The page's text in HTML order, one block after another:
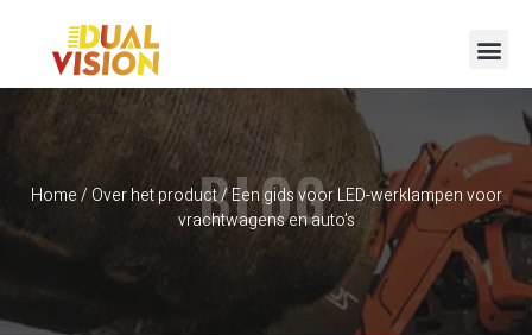
Home/ Over het product/ Een gids voor LED-werklampen voor
vrachtwagens en auto’s
BLOG